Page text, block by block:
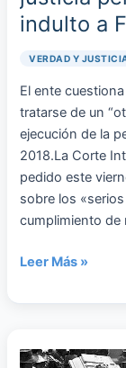
indulto a
VERDAD Y
El ente
tratarse de un
ejecución de la
2018.La Corte
pedido este
sobre los
cumplimiento de
Fujimori
Leer Más »
Lucanamarca